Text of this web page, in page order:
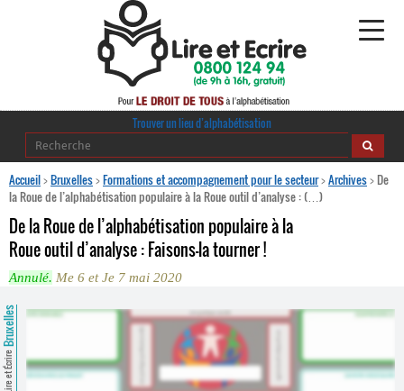
Alphabétisation
Publications
Ressources pédagogiques
Espace presse
Trouver un lieu d’alphabétisation
Accueil>Bruxelles>Formations et accompagnement pour le secteur>Archives>De
la Roue de l’alphabétisation populaire à la Roue outil d’analyse : (…)
De la Roue de l’alphabétisation populaire à la
Roue outil d’analyse : Faisons-la tourner !
Annulé. Me 6 et Je 7 mai 2020
Lire et Écrire
Bruxelles